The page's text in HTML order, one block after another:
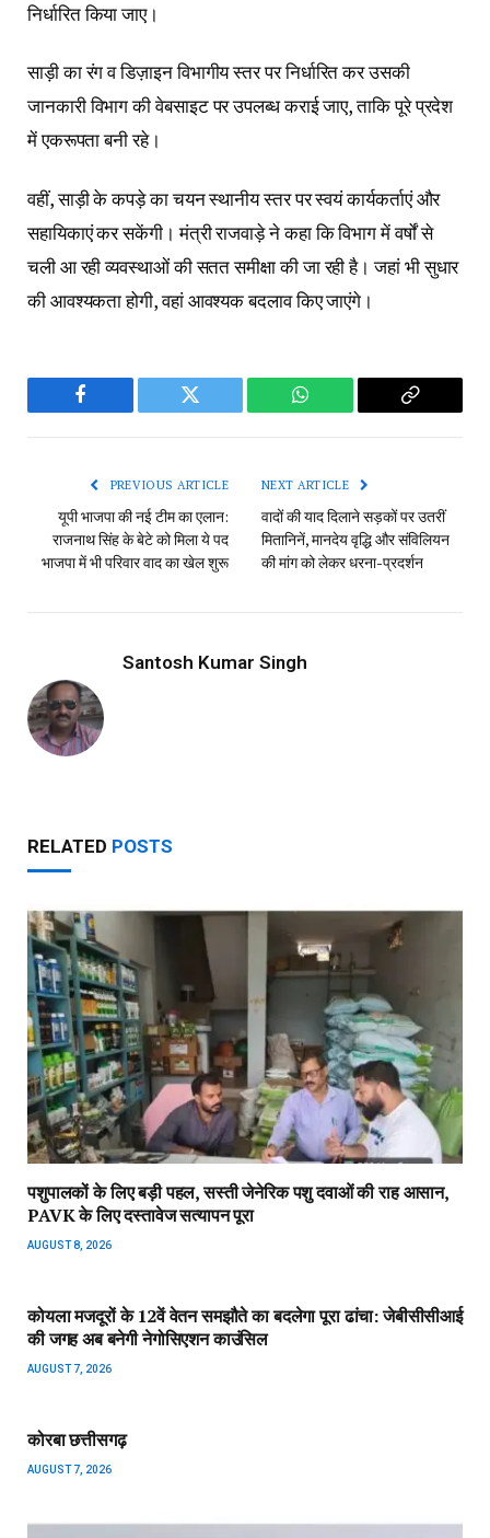
निर्धारित किया जाए।
साड़ी का रंग व डिज़ाइन विभागीय स्तर पर निर्धारित कर उसकी
जानकारी विभाग की वेबसाइट पर उपलब्ध कराई जाए, ताकि पूरे प्रदेश
में एकरूपता बनी रहे।
वहीं, साड़ी के कपड़े का चयन स्थानीय स्तर पर स्वयं कार्यकर्ताएं और
सहायिकाएं कर सकेंगी। मंत्री राजवाड़े ने कहा कि विभाग में वर्षों से
चली आ रही व्यवस्थाओं की सतत समीक्षा की जा रही है। जहां भी सुधार
की आवश्यकता होगी, वहां आवश्यक बदलाव किए जाएंगे।
Facebook Twitter WhatsApp
Copy
PREVIOUS ARTICLE
यूपी भाजपा की नई टीम का एलान:
राजनाथ सिंह के बेटे को मिला ये पद
भाजपा में भी परिवार वाद का खेल शुरू
NEXT ARTICLE
वादों की याद दिलाने सड़कों पर उतरीं
मितानिनें, मानदेय वृद्धि और संविलियन
की मांग को लेकर धरना-प्रदर्शन
Santosh Kumar Singh
RELATED POSTS
पशुपालकों के लिए बड़ी पहल, सस्ती जेनेरिक पशु दवाओं की राह आसान,
PAVK के लिए दस्तावेज सत्यापन पूरा
AUGUST 8, 2026
कोयला मजदूरों के 12वें वेतन समझौते का बदलेगा पूरा ढांचा: जेबीसीसीआई
की जगह अब बनेगी नेगोसिएशन काउंसिल
AUGUST 7, 2026
कोरबा छत्तीसगढ़
AUGUST 7, 2026